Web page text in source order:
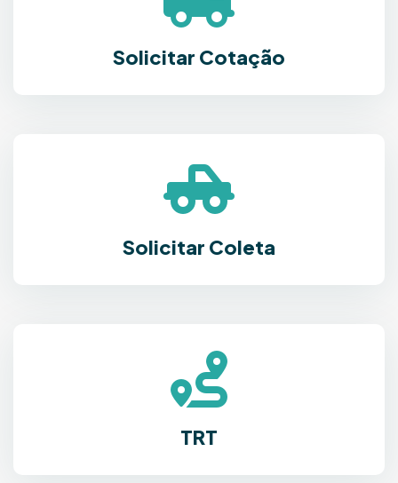
Solicitar Cotação
Solicitar Coleta
TRT